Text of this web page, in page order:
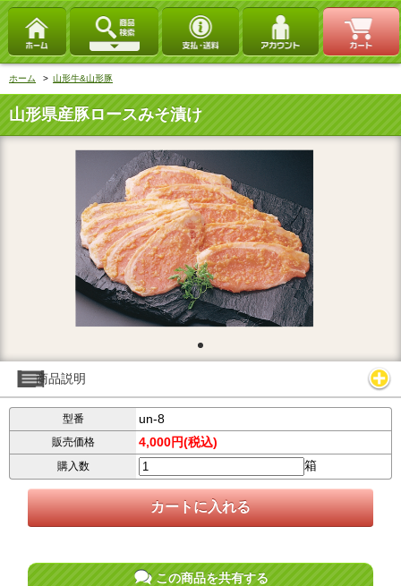
ホーム > 山形牛&山形豚
山形県産豚ロースみそ漬け
商品説明
型番 un-8
販売価格 4,000円(税込)
購入数 箱
この商品を共有する